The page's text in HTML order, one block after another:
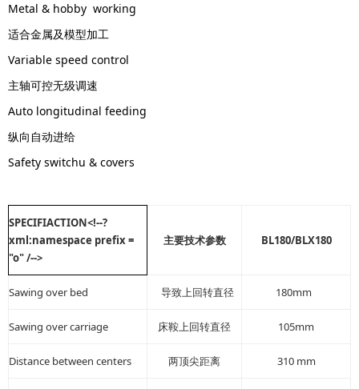
Metal & hobby working
适合金属及模型加工
Variable speed control
主轴可控无级调速
Auto longitudinal feeding
纵向自动进给
Safety switchu & covers
SPECIFIACTION<!--?
xml:namespace prefix =
"o" /-->
主要技术参数 BL180/BLX180
Sawing over bed 导致上回转直径 180mm
Sawing over carriage 床鞍上回转直径 105mm
Distance between centers 两顶尖距离 310 mm